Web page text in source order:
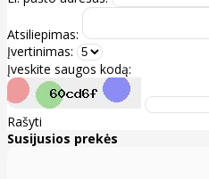
Atsiliepimas:
Įvertinimas:
Įveskite saugos kodą:
Rašyti
Susijusios prekės